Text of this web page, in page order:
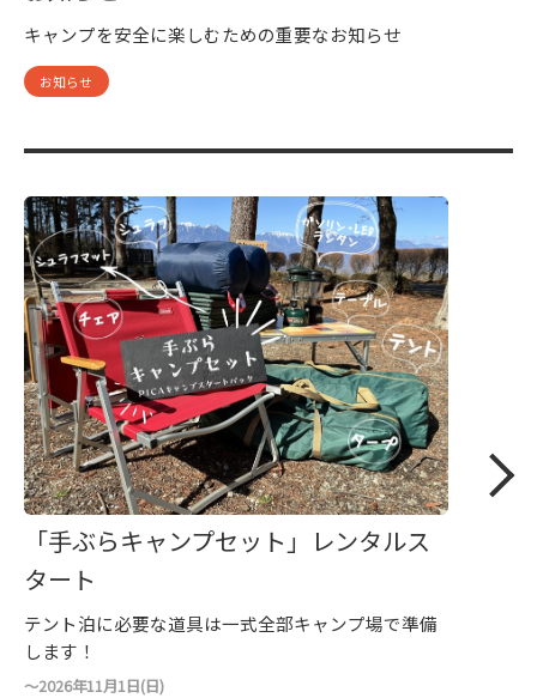
キャンプを安全に楽しむための重要なお知らせ
お知らせ
「手ぶらキャンプセット」レンタルス
タート
テント泊に必要な道具は一式全部キャンプ場で準備
します！
〜2026年11月1日(日)